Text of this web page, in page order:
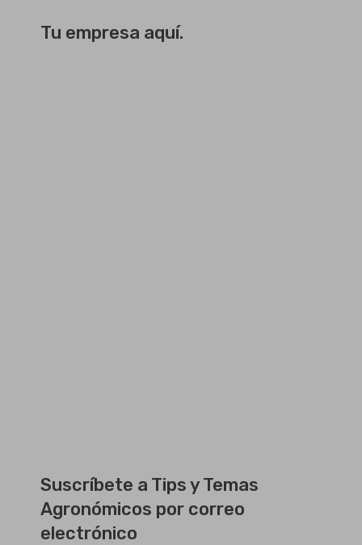
Tu empresa aquí.
Suscríbete a Tips y Temas
Agronómicos por correo
electrónico